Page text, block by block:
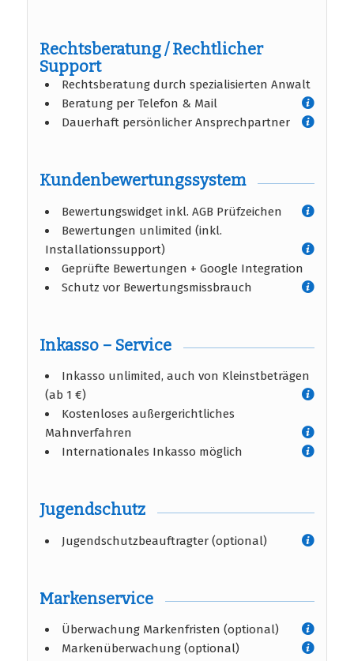
Rechtsberatung / Rechtlicher
Support
Rechtsberatung durch spezialisierten Anwalt
Beratung per Telefon & Mail
Dauerhaft persönlicher Ansprechpartner
Kundenbewertungssystem
Bewertungswidget inkl. AGB Prüfzeichen
Bewertungen unlimited (inkl.
Installationssupport)
Geprüfte Bewertungen + Google Integration
Schutz vor Bewertungsmissbrauch
Inkasso – Service
Inkasso unlimited, auch von Kleinstbeträgen
(ab 1 €)
Kostenloses außergerichtliches
Mahnverfahren
Internationales Inkasso möglich
Jugendschutz
Jugendschutzbeauftragter (optional)
Markenservice
Überwachung Markenfristen (optional)
Markenüberwachung (optional)